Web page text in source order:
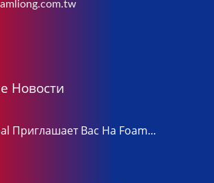
Новости
Приглашает Вас На Foam...